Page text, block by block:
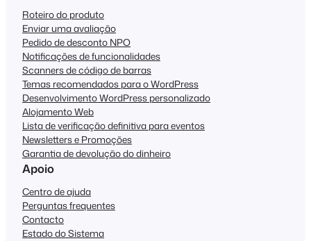
Roteiro do produto
Enviar uma avaliação
Pedido de desconto NPO
Notificações de funcionalidades
Scanners de código de barras
Temas recomendados para o WordPress
Desenvolvimento WordPress personalizado
Alojamento Web
Lista de verificação definitiva para eventos
Newsletters e Promoções
Garantia de devolução do dinheiro
Apoio
Centro de ajuda
Perguntas frequentes
Contacto
Estado do Sistema